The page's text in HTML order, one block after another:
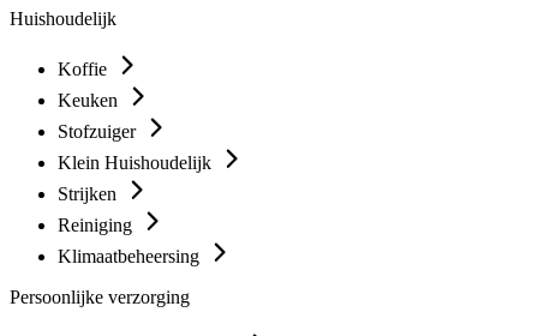
Huishoudelijk
Koffie
Keuken
Stofzuiger
Klein Huishoudelijk
Strijken
Reiniging
Klimaatbeheersing
Persoonlijke verzorging